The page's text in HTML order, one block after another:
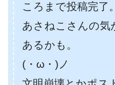
ころまで投稿完了。
あさねこさんの気
あるかも。
(・ω・)ノ